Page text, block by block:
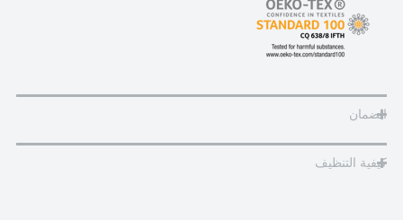
الضمان
كيفية التنظيف